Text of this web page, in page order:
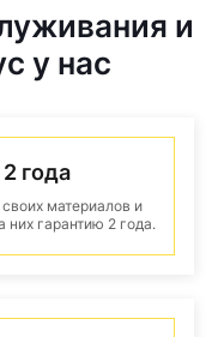
и
у нас
года
материалов и
гарантию 2 года.